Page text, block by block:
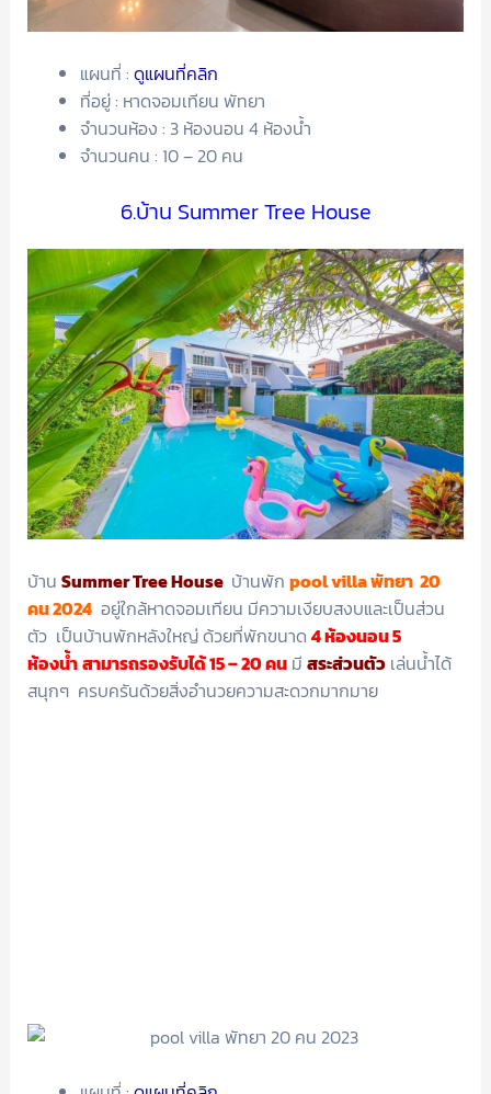
แผนที่ : ดูแผนที่คลิก
ที่อยู่ : หาดจอมเทียน พัทยา
จำนวนห้อง : 3 ห้องนอน 4 ห้องน้ำ
จำนวนคน : 10 – 20 คน
6.บ้าน Summer Tree House
บ้าน Summer Tree House บ้านพัก pool villa พัทยา 20
คน 2024อยู่ใกล้หาดจอมเทียน มีความเงียบสงบและเป็นส่วน
ตัว เป็นบ้านพักหลังใหญ่ ด้วยที่พักขนาด 4 ห้องนอน 5
ห้องน้ำสามารถรองรับได้ 15 – 20 คนมี สระส่วนตัวเล่นน้ำได้
สนุกๆ ครบครันด้วยสิ่งอำนวยความสะดวกมากมาย